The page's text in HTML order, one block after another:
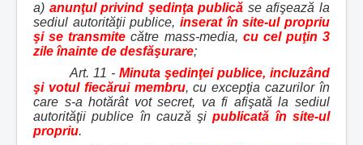
a) anunţul privind şedinţa publică se afişează la
sediul autorităţii publice, inserat în site-ul propriu
şi se transmite către mass-media, cu cel puţin 3
zile înainte de desfăşurare;
Art. 11 - Minuta şedinţei publice, incluzând
şi votul fiecărui membru, cu excepţia cazurilor în
care s-a hotărât vot secret, va fi afişată la sediul
autorităţii publice în cauză şipublicată în site-ul
propriu.